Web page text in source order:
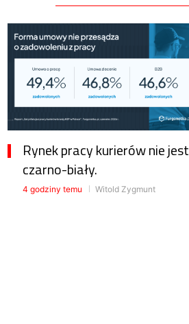
Rynek pracy kurierów nie jest
czarno-biały.
4 godziny temu Witold Zygmunt